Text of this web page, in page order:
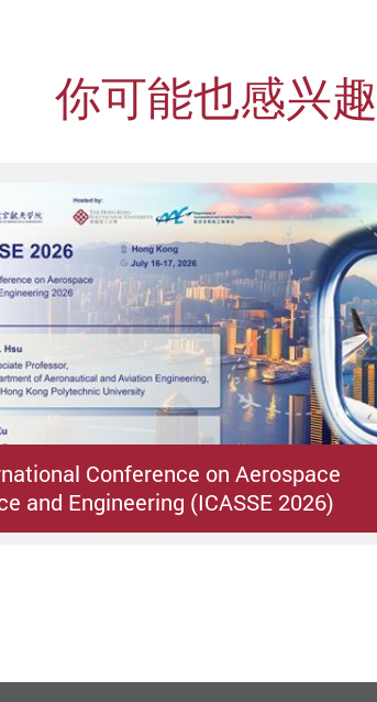
你可能也感兴趣
Conference on Aerospace
and Engineering (ICASSE 2026)